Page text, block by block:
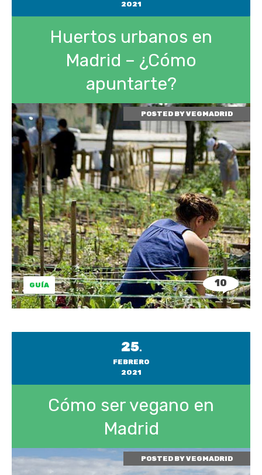
2021
Huertos urbanos en
Madrid – ¿Cómo
apuntarte?
POSTED BYVEGMADRID
GUÍA 10
25.
FEBRERO
2021
Cómo ser vegano en
Madrid
POSTED BYVEGMADRID